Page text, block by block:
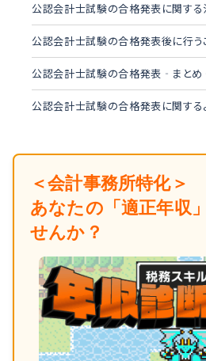
公認会計士試験の合格発表に関する
公認会計士試験の合格発表後に行う
公認会計士試験の合格発表‐まとめ
公認会計士試験の合格発表に関する
＜会計事務所特化＞
あなたの「適正年収
せんか？